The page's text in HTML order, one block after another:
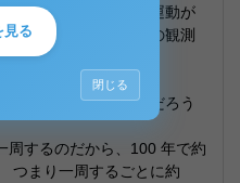
銀河内での太陽系の運動が
うだ。 水星の運動の観測
けではない。
最も分かり易くて楽だろう
するのだから、100 年で約
つまり一周するごとに約
見る
閉じる